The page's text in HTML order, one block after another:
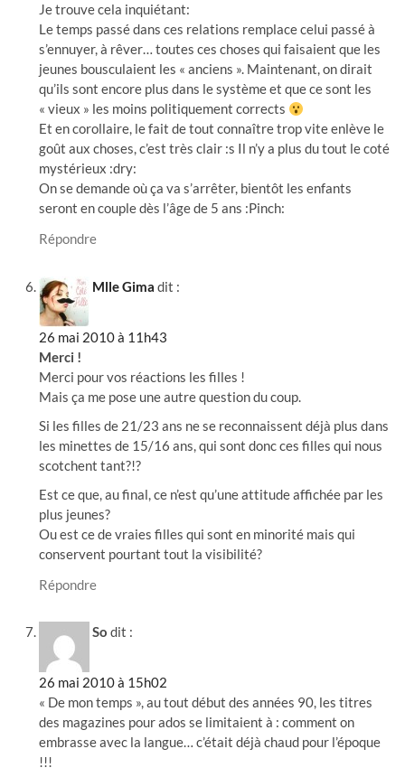
Je trouve cela inquiétant:
Le temps passé dans ces relations remplace celui passé à
s’ennuyer, à rêver… toutes ces choses qui faisaient que les
jeunes bousculaient les « anciens ». Maintenant, on dirait
qu’ils sont encore plus dans le système et que ce sont les
« vieux » les moins politiquement corrects
Et en corollaire, le fait de tout connaître trop vite enlève le
goût aux choses, c’est très clair :s Il n’y a plus du tout le coté
mystérieux :dry:
On se demande où ça va s’arrêter, bientôt les enfants
seront en couple dès l’âge de 5 ans :Pinch:
Répondre
Mlle Gima dit :
26 mai 2010 à 11h43
Merci !
Merci pour vos réactions les filles !
Mais ça me pose une autre question du coup.
Si les filles de 21/23 ans ne se reconnaissent déjà plus dans
les minettes de 15/16 ans, qui sont donc ces filles qui nous
scotchent tant?!?
Est ce que, au final, ce n’est qu’une attitude affichée par les
plus jeunes?
Ou est ce de vraies filles qui sont en minorité mais qui
conservent pourtant tout la visibilité?
Répondre
So dit :
26 mai 2010 à 15h02
« De mon temps », au tout début des années 90, les titres
des magazines pour ados se limitaient à : comment on
embrasse avec la langue… c’était déjà chaud pour l’époque
!!!